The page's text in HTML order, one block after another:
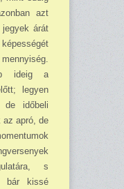
azt
árát
ideig a
legyen
de időbeli
az apró, de
s
bár kissé